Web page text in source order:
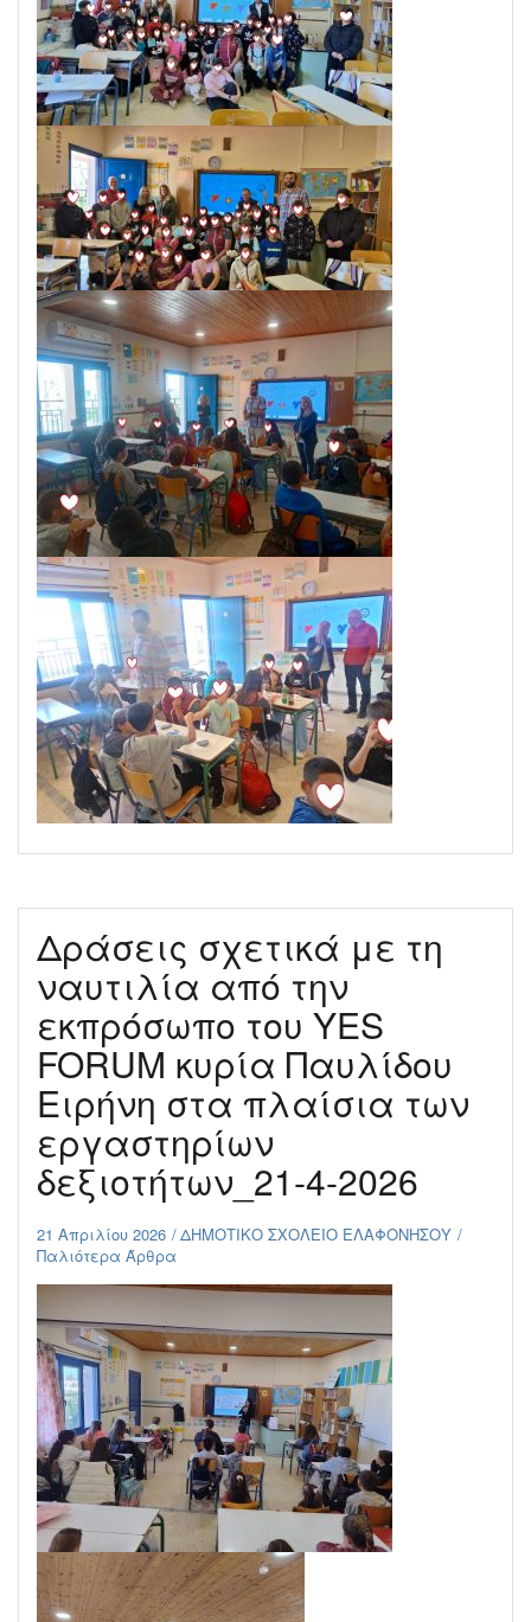
Δράσεις σχετικά με τη
ναυτιλία από την
εκπρόσωπο του YES
FORUM κυρία Παυλίδου
Ειρήνη στα πλαίσια των
εργαστηρίων
δεξιοτήτων_21-4-2026
21 Απριλίου 2026
ΔΗΜΟΤΙΚΟ ΣΧΟΛΕΙΟ ΕΛΑΦΟΝΗΣΟΥ
Παλιότερα Άρθρα